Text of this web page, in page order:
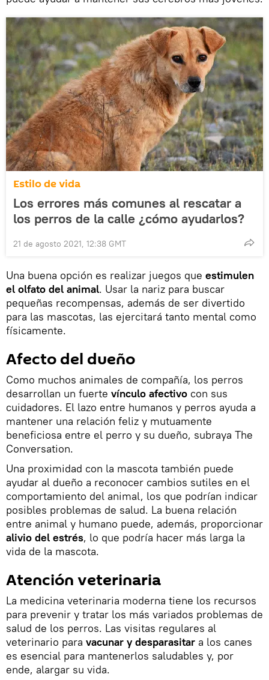
Estilo de vida
Los errores más comunes al rescatar a
los perros de la calle ¿cómo ayudarlos?
21 de agosto 2021, 12:38 GMT
Una buena opción es realizar juegos que estimulen
el olfato del animal. Usar la nariz para buscar
pequeñas recompensas, además de ser divertido
para las mascotas, las ejercitará tanto mental como
físicamente.
Afecto del dueño
Como muchos animales de compañía, los perros
desarrollan un fuerte vínculo afectivo con sus
cuidadores. El lazo entre humanos y perros ayuda a
mantener una relación feliz y mutuamente
beneficiosa entre el perro y su dueño, subraya The
Conversation.
Una proximidad con la mascota también puede
ayudar al dueño a reconocer cambios sutiles en el
comportamiento del animal, los que podrían indicar
posibles problemas de salud. La buena relación
entre animal y humano puede, además, proporcionar
alivio del estrés, lo que podría hacer más larga la
vida de la mascota.
Atención veterinaria
La medicina veterinaria moderna tiene los recursos
para prevenir y tratar los más variados problemas de
salud de los perros. Las visitas regulares al
veterinario para vacunar y desparasitar a los canes
es esencial para mantenerlos saludables y, por
ende, alargar su vida.